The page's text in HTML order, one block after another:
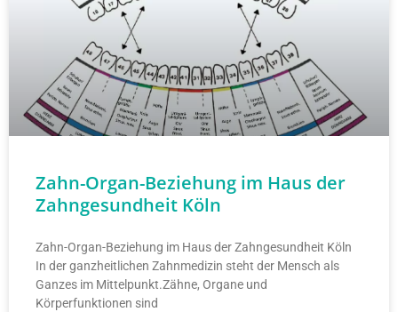
Zahn-Organ-Beziehung im Haus der
Zahngesundheit Köln
Zahn-Organ-Beziehung im Haus der Zahngesundheit Köln
In der ganzheitlichen Zahnmedizin steht der Mensch als
Ganzes im Mittelpunkt.Zähne, Organe und
Körperfunktionen sind